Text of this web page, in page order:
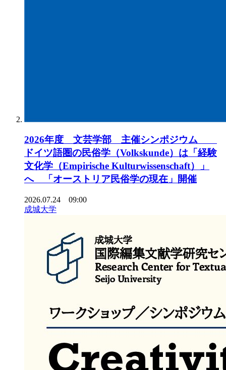
2026年度 文芸学部 主催シンポジウム
ドイツ語圏の民俗学（Volkskunde）は「経験
文化学（Empirische Kulturwissenschaft）」
へ 「オーストリア民俗学の現在」開催
2026.07.24 09:00
成城大学